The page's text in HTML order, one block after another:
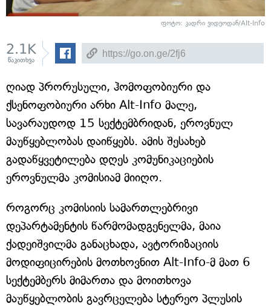
ფოტო: კადრი ვიდეოდან/Alt-Info
2.1K
წაკითხვა
ღიად პრორუსული, ჰომოფობიური და
ქსენოფობიური არხი Alt-Info მალე,
სავარაუდოდ 15 სექტემბრიდან, ეროვნულ
მაუწყებლობას დაიწყებს. ამის შესახებ
გადაწყვეტილება დღეს კომუნიკაციების
ეროვნულმა კომისიამ მიიღო.
როგორც კომისიის სამართლებრივი
დეპარტამენტის წარმომადგენელმა, მაია
ქადეიშვილმა განაცხადა, ავტორიზაციის
მოდიფიცირების მოთხოვნით Alt-Info-მ მათ 6
სექტემბერს მიმართა და მოითხოვა
მაუწყებლობის გავრცელება სტერეო პლუსის